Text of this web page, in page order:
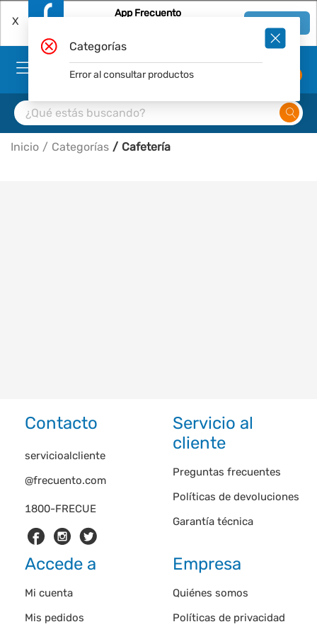
X
App Frecuento
Inicio Categorías Cafetería
Contacto
1800-FRECUE
servicioalcliente
@frecuento.com
Servicio al
cliente
Preguntas frecuentes
Políticas de devoluciones
Garantía técnica
Accede a
Mi cuenta
Mis pedidos
Empresa
Quiénes somos
Políticas de privacidad
Categorías
Error al consultar productos